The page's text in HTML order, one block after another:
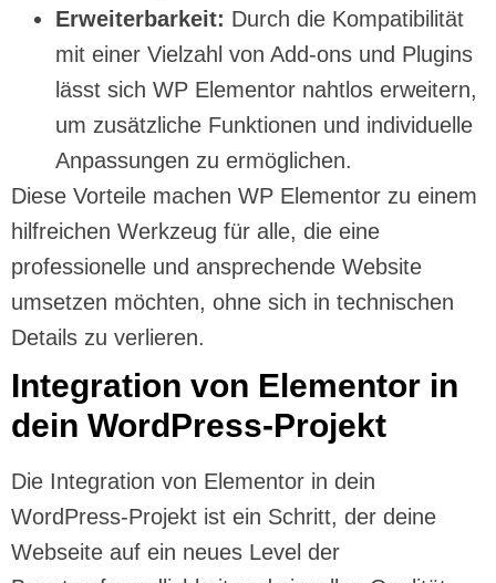
Erweiterbarkeit: Durch die Kompatibilität
mit einer Vielzahl von Add-ons und Plugins
lässt sich WP Elementor nahtlos erweitern,
um zusätzliche Funktionen und individuelle
Anpassungen zu ermöglichen.
Diese Vorteile machen WP Elementor zu einem
hilfreichen Werkzeug für alle, die eine
professionelle und ansprechende Website
umsetzen möchten, ohne sich in technischen
Details zu verlieren.
Integration von Elementor in
dein WordPress-Projekt
Die Integration von Elementor in dein
WordPress-Projekt ist ein Schritt, der deine
Webseite auf ein neues Level der